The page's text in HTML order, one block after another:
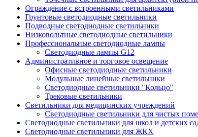
Ограждение с встроенными светильниками
Грунтовые светодиодные светильники
Подводные светодиодные светильники
Низковольтные светодиодные светильники
Профессиональные светодиодные лампы
Светодиодные лампы G12
Административное и торговое освещение
Офисные светодиодные светильники
Модульные линейные светильники
Светодиодные светильники "Кольцо"
Трековые светильники
Светильники для медицинских учреждений
Светодиодные светильники для чистых
Светодиодные светильники для школ и детских
Светодиодные светильники для ЖКХ